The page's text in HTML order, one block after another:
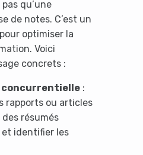
pas qu’une
de notes. C’est un
optimiser la
Voici
concrets :
concurrentielle:
rapports ou articles
résumés
identifier les
off Ad-Blocker